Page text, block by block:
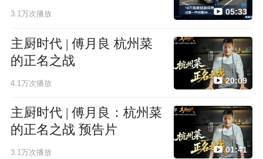
3.1万次播放 05:33
主厨时代 | 傅月良 杭州菜
的正名之战
4.1万次播放 20:09
主厨时代 | 傅月良：杭州菜
的正名之战 预告片
3.1万次播放 01:41